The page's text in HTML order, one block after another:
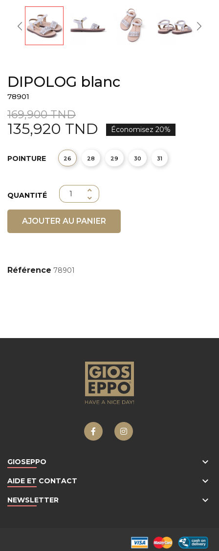
DIPOLOG blanc
78901
169,900 TND
135,920 TND Économisez 20%
POINTURE 26 28 29 30 31
QUANTITÉ
AJOUTER AU PANIER
Référence 78901
GIOSEPPO keyboard_arrow_down
AIDE ET CONTACT keyboard_arrow_down
NEWSLETTER keyboard_arrow_down